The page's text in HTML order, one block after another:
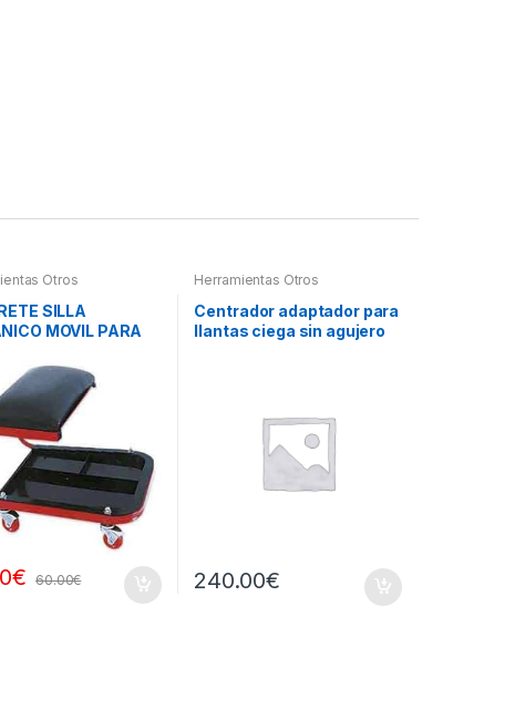
Otros
SILLA
MOVIL PARA
€ 60.00€
Herramientas Otros
Centrador adaptador para
llantas ciega sin agujero
240.00€